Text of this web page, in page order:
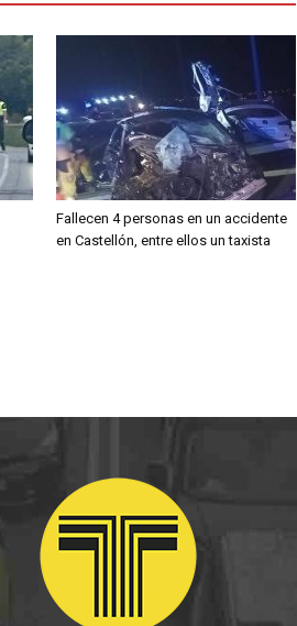
Fallecen 4 personas en un accidente
en Castellón, entre ellos un taxista